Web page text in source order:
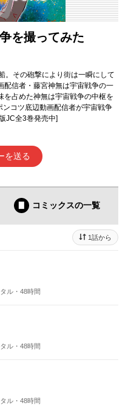
を撮ってみた
。その砲撃により街は一瞬にして
配信者・藤宮神無は宇宙戦争の一
を占めた神無は宇宙戦争の中枢を
コツ底辺動画配信者が宇宙戦争
JC全3巻発売中]
を送る
コミックスの一覧
1話から
ル・ 48時間
ル・ 48時間
ル・ 48時間